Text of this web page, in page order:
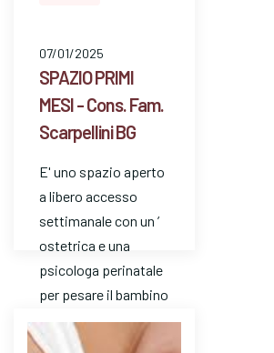
07/01/2025
SPAZIO PRIMI
MESI - Cons. Fam.
Scarpellini BG
E' uno spazio aperto
a libero accesso
settimanale con un ’
ostetrica e una
psicologa perinatale
per pesare il bambino
e avere risposte a
dom…